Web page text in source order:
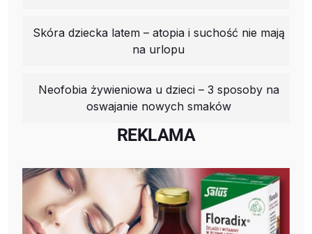
Skóra dziecka latem – atopia i suchość nie mają
na urlopu
Neofobia żywieniowa u dzieci – 3 sposoby na
oswajanie nowych smaków
REKLAMA